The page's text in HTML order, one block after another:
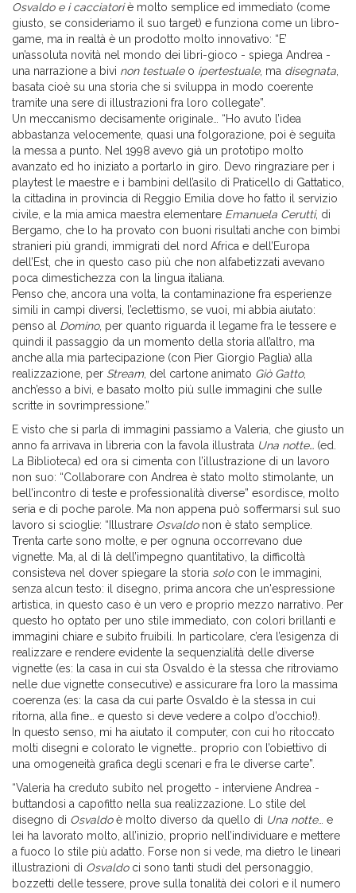
Osvaldo e i cacciatoriè molto semplice ed immediato (come
giusto, se consideriamo il suo target) e funziona come un libro-
game, ma in realtà è un prodotto molto innovativo: “E’
un’assoluta novità nel mondo dei libri-gioco - spiega Andrea -
una narrazione a bivi non testualeo ipertestuale, ma disegnata
basata cioè su una storia che si sviluppa in modo coerente
tramite una sere di illustrazioni fra loro collegate”.
Un meccanismo decisamente originale… “Ho avuto l’idea
abbastanza velocemente, quasi una folgorazione, poi è seguita
la messa a punto. Nel 1998 avevo già un prototipo molto
avanzato ed ho iniziato a portarlo in giro. Devo ringraziare per i
playtest le maestre e i bambini dell’asilo di Praticello di Gattatico,
la cittadina in provincia di Reggio Emilia dove ho fatto il servizio
civile, e la mia amica maestra elementare Emanuela Cerutti, di
Bergamo, che lo ha provato con buoni risultati anche con bimbi
stranieri più grandi, immigrati del nord Africa e dell’Europa
dell’Est, che in questo caso più che non alfabetizzati avevano
poca dimestichezza con la lingua italiana.
Penso che, ancora una volta, la contaminazione fra esperienze
simili in campi diversi, l’eclettismo, se vuoi, mi abbia aiutato:
penso al Domino, per quanto riguarda il legame fra le tessere e
quindi il passaggio da un momento della storia all’altro, ma
anche alla mia partecipazione (con Pier Giorgio Paglia) alla
realizzazione, per Stream, del cartone animato Giò Gatto,
anch’esso a bivi, e basato molto più sulle immagini che sulle
scritte in sovrimpressione.”
E visto che si parla di immagini passiamo a Valeria, che giusto un
anno fa arrivava in libreria con la favola illustrata Una notte… (ed.
La Biblioteca) ed ora si cimenta con l’illustrazione di un lavoro
non suo: “Collaborare con Andrea è stato molto stimolante, un
bell’incontro di teste e professionalità diverse” esordisce, molto
seria e di poche parole. Ma non appena può soffermarsi sul suo
lavoro si scioglie: “Illustrare Osvaldonon è stato semplice.
Trenta carte sono molte, e per ognuna occorrevano due
vignette. Ma, al di là dell’impegno quantitativo, la difficoltà
consisteva nel dover spiegare la storia solocon le immagini,
senza alcun testo: il disegno, prima ancora che un'espressione
artistica, in questo caso è un vero e proprio mezzo narrativo. Per
questo ho optato per uno stile immediato, con colori brillanti e
immagini chiare e subito fruibili. In particolare, c’era l’esigenza di
realizzare e rendere evidente la sequenzialità delle diverse
vignette (es: la casa in cui sta Osvaldo è la stessa che ritroviamo
nelle due vignette consecutive) e assicurare fra loro la massima
coerenza (es: la casa da cui parte Osvaldo è la stessa in cui
ritorna, alla fine… e questo si deve vedere a colpo d’occhio!).
In questo senso, mi ha aiutato il computer, con cui ho ritoccato
molti disegni e colorato le vignette… proprio con l’obiettivo di
una omogeneità grafica degli scenari e fra le diverse carte”.
“Valeria ha creduto subito nel progetto - interviene Andrea -
buttandosi a capofitto nella sua realizzazione. Lo stile del
disegno di Osvaldoè molto diverso da quello di Una notte… e
lei ha lavorato molto, all’inizio, proprio nell’individuare e mettere
a fuoco lo stile più adatto. Forse non si vede, ma dietro le lineari
illustrazioni di Osvaldoci sono tanti studi del personaggio,
bozzetti delle tessere, prove sulla tonalità dei colori e il numero